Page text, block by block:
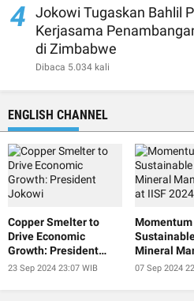
4
Jokowi Tugaskan Bahlil
Kerjasama
di Zimbabwe
Dibaca 5.034 kali
ENGLISH CHANNEL
Copper Smelter to
Drive Economic
Growth: President
Jokowi
23 Sep 2024 23:07 WIB
Mineral
at IISF 2024
07 Sep 2024